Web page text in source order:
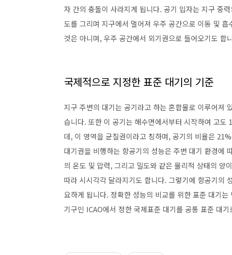
자 간의 충돌이 사라지게 됩니다. 공기 입자는 지구 중
도를 그리며 지구에서 멀어져 우주 공간으로 이동 및
것은 아니며, 우주 공간에서 외기권으로 들어오기도 합
국제적으로 지정한 표준 대기의 기준
지구 주변의 대기는 공기라고 하는 혼합물로 이루어져
습니다. 또한 이 공기는 해수면에서부터 시작하여 고
데, 이 영역을 균질권이라고 칭하며, 공기의 비율은
대기권을 비행하는 항공기의 성능은 주변 대기 환경에
의 온도 및 압력, 그리고 밀도와 같은 물리적 상태의 양
따라 시시각각 달라지기도 합니다. 그렇기에 항공기의
요하게 됩니다. 정확한 성능의 비교를 위한 표준 대기
기구인 ICAO에서 정한 국제표준 대기를 공통 표준 대